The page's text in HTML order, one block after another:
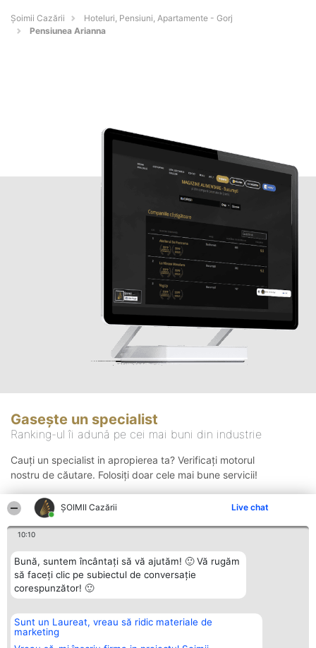
ȘOIMII Cazării Live chat
10:10
Bună, suntem încântați să vă ajutăm! 🙂 Vă rugăm
să faceți clic pe subiectul de conversație
corespunzător! 🙂
Sunt un Laureat, vreau să ridic materiale de
marketing
Șoimii Cazării
Hoteluri, Pensiuni, Apartamente - Gorj
Pensiunea Arianna
Gasește un specialist
Ranking-ul îi adună pe cei mai buni din industrie
Cauți un specialist in apropierea ta? Verificați motorul
nostru de căutare. Folosiți doar cele mai bune servicii!
Organizator Ranking
BRIGHT SOLUTIONS BR SRL
Aleea Timisul De Sus 2 Bl. A30
Plebiscyt
Lista Tuturor
Contact